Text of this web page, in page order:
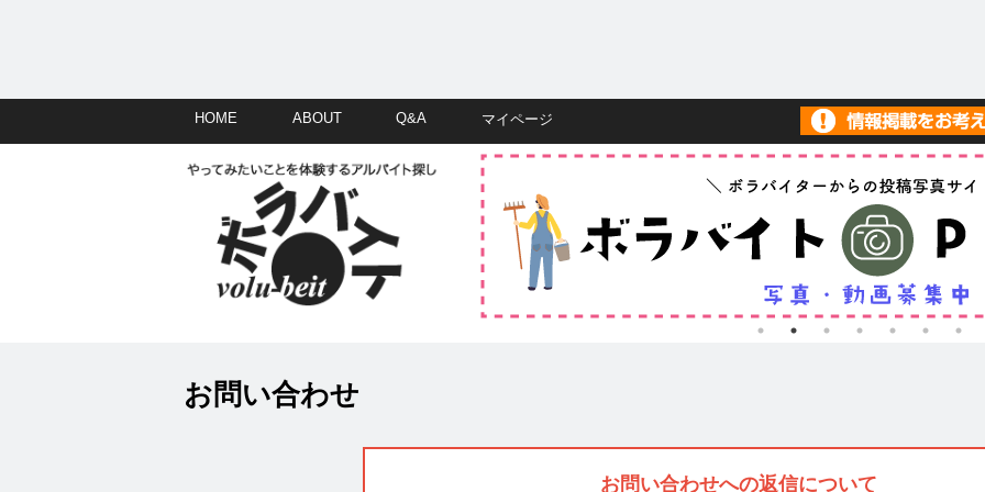
HOME ABOUT Q&A マイページ
お問い合わせ
お問い合わせへの返信について